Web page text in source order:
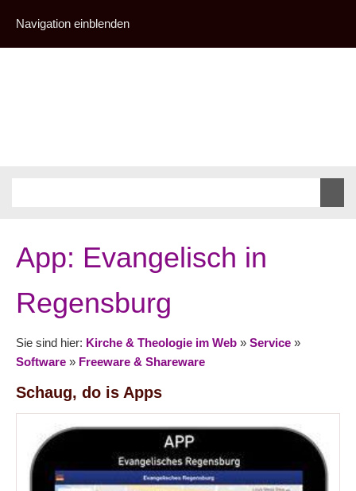
Navigation einblenden
App: Evangelisch in
Regensburg
Sie sind hier: Kirche & Theologie im Web » Service »
Software » Freeware & Shareware
Schaug, do is Apps